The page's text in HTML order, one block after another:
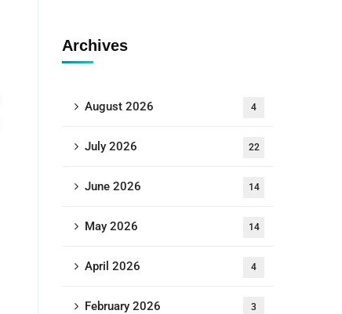
Archives
August 2026 4
July 2026 22
June 2026 14
May 2026 14
April 2026 4
February 2026 3